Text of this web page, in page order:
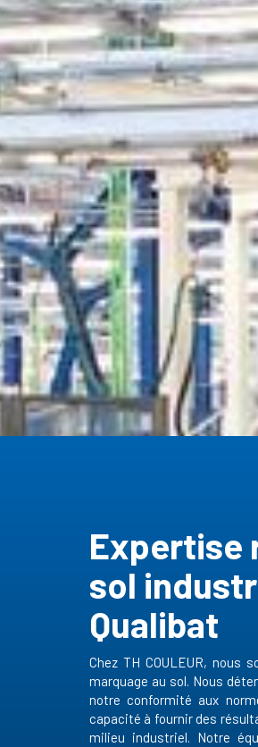
Expertise
sol
Qualibat
Chez TH COULEUR, nous
marquage au sol. Nous
notre conformité aux
capacité à fournir des
milieu industriel. Notre